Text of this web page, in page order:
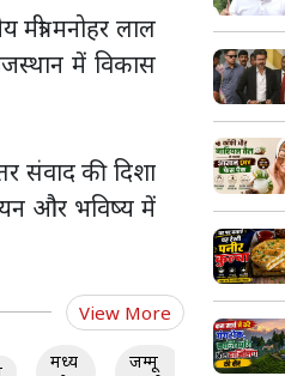
मंत्री मनोहर लाल
में विकास
संवाद की दिशा
और भविष्य में
View More
मध्य
जम्मू